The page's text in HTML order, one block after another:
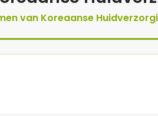
van Koreaanse